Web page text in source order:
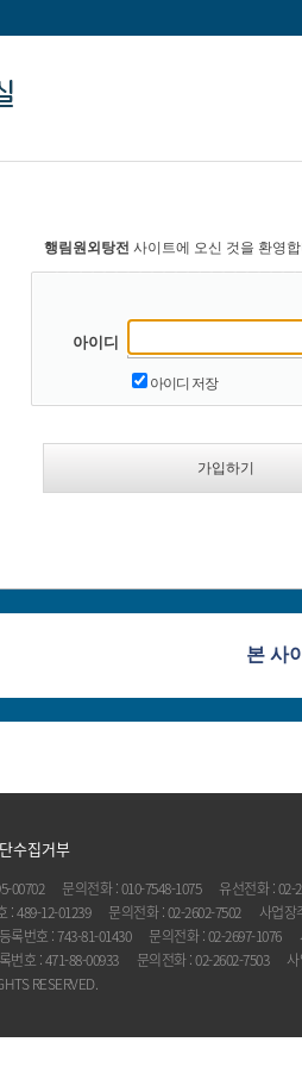
행림원외탕전 사이트에 오신 것을 환영
아이디
아이디 저장
가입하기
본 사
수집거부
00702 문의전화 : 010-7548-1075 유선전화 : 02-
: 489-12-01239 문의전화 : 02-2602-7502
사업장
록번호 : 743-81-01430 문의전화 : 02-2697-1076
번호 : 471-88-00933 문의전화 : 02-2602-7503
RESERVED.